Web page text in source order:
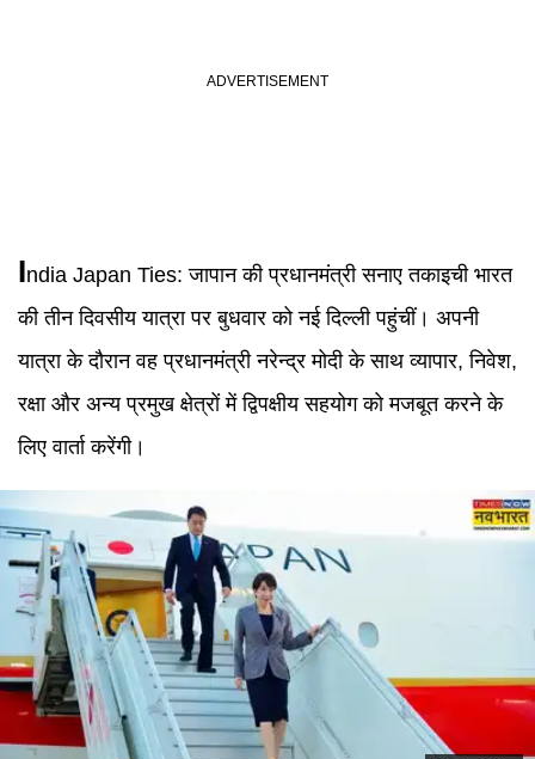
India Japan Ties:जापान की प्रधानमंत्री सनाए तकाइची भारत
की तीन दिवसीय यात्रा पर बुधवार को नई दिल्ली पहुंचीं। अपनी
यात्रा के दौरान वह प्रधानमंत्री नरेन्द्र मोदी के साथ व्यापार, निवेश,
रक्षा और अन्य प्रमुख क्षेत्रों में द्विपक्षीय सहयोग को मजबूत करने के
लिए वार्ता करेंगी।